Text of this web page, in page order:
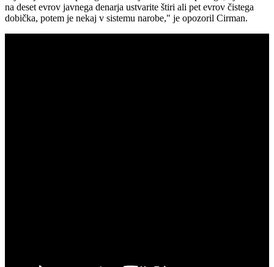
na deset evrov javnega denarja ustvarite štiri ali pet evrov čistega
dobička, potem je nekaj v sistemu narobe," je opozoril Cirman.